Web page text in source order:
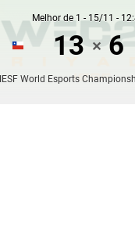
Melhor de 1 - 15/11 -
13 ✕ 6
IESF World Esports